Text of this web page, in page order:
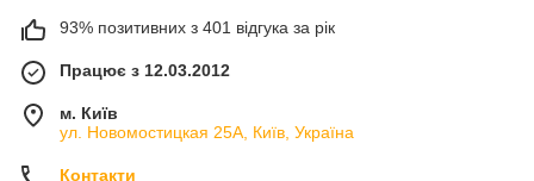
93% позитивних з 401 відгука за рік
Працює з 12.03.2012
м. Київ
ул. Новомостицкая 25А, Київ, Україна
Контакти